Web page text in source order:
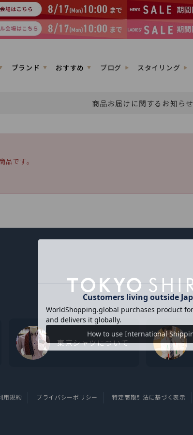
ブランド おすすめ ブログ スタイリング
商品お届けに関するお知らせ
です。
東京シャツについて
用規約 プライバシーポリシー 特定商取引法に基づく表示